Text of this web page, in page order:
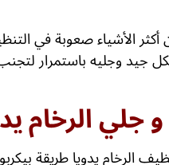
أكثر الأشياء صعوبة في
جيد وجليه باستمرار
الرخام يدويا طريقة